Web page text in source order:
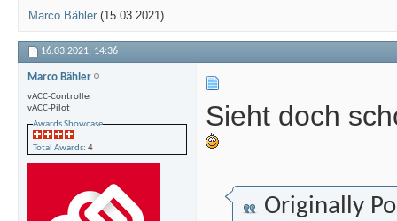
Marco Bähler (15.03.2021)
16.03.2021, 14:36
Marco Bähler
vACC-Controller
vACC-Pilot
Awards Showcase
Total Awards: 4
Sieht doch
Originally